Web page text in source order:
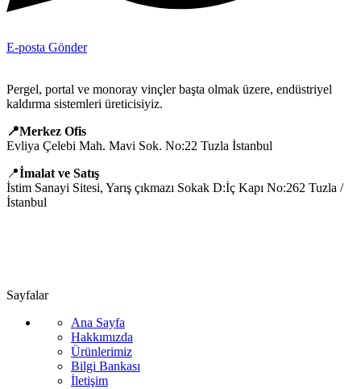
E-posta Gönder
Pergel, portal ve monoray vinçler başta olmak üzere, endüstriyel
kaldırma sistemleri üreticisiyiz.
📍Merkez Ofis
Evliya Çelebi Mah. Mavi Sok. No:22 Tuzla İstanbul
📍İmalat ve Satış
İstim Sanayi Sitesi, Yarış çıkmazı Sokak D:İç Kapı No:262 Tuzla /
İstanbul
Sayfalar
Ana Sayfa
Hakkımızda
Ürünlerimiz
Bilgi Bankası
İletişim